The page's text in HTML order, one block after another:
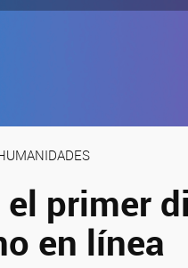
primer
en línea